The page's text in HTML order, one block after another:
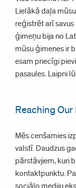
Lielākā daļa
reģistrēt arī
ģimeņu bija no
mūsu ģimenes ir
esam priecīgi
pasaules. Laipni
Reaching
Mēs cenšamies
valstī. Daudzus
pārstāvjiem, kuri
kontaktpunktu.
sociālo mediju